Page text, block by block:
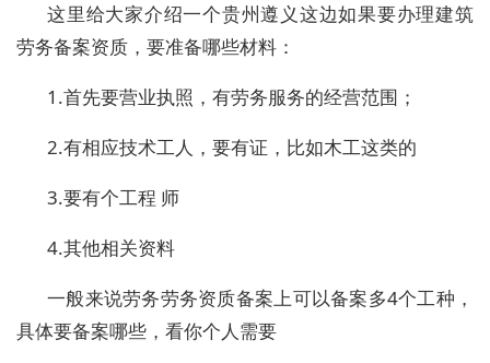
这里给大家介绍一个贵州遵义这边如果要办理建筑
劳务备案资质，要准备哪些材料：
1.首先要营业执照，有劳务服务的经营范围；
2.有相应技术工人，要有证，比如木工这类的
3.要有个工程 师
4.其他相关资料
一般来说劳务劳务资质备案上可以备案多4个工种，
具体要备案哪些，看你个人需要